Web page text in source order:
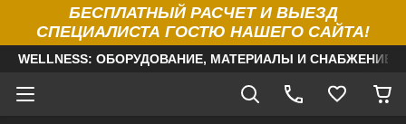
БЕСПЛАТНЫЙ РАСЧЕТ И ВЫЕЗД
СПЕЦИАЛИСТА ГОСТЮ НАШЕГО САЙТА!
WELLNESS: ОБОРУДОВАНИЕ, МАТЕРИАЛЫ И